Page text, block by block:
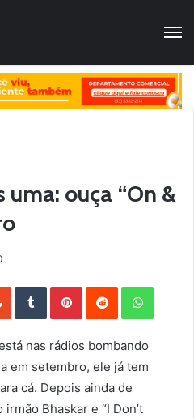
ouça “On &
StumbleUpon Tumblr Pinterest Reddit
nas rádios bombando
em setembro, ele já tem
cá. Depois ainda de
Bhaskar e “I Don’t